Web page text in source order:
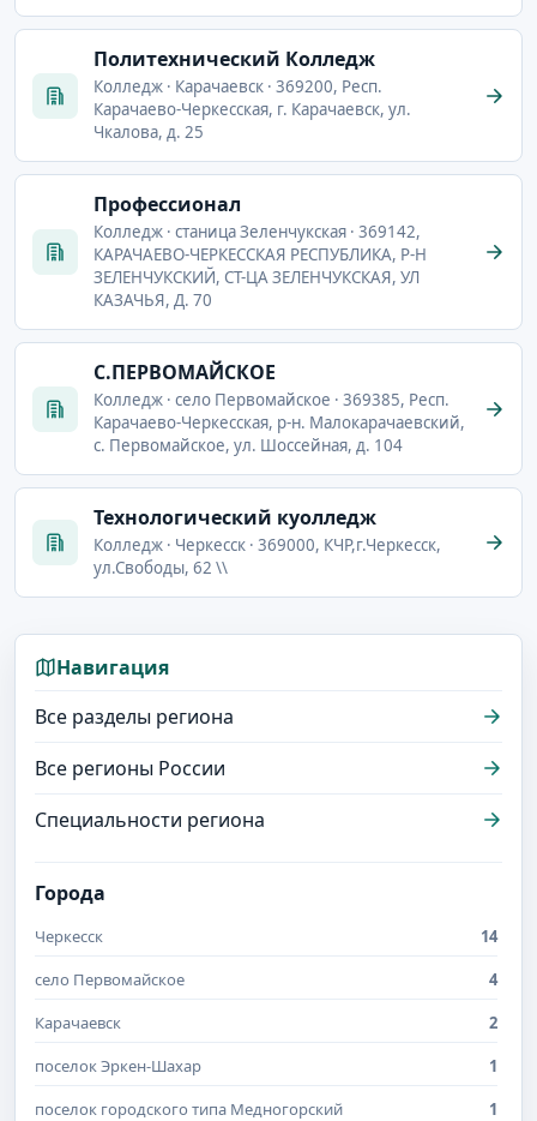
Политехнический Колледж
Колледж · Карачаевск · 369200, Респ.
Карачаево-Черкесская, г. Карачаевск, ул.
Чкалова, д. 25
Профессионал
Колледж · станица Зеленчукская · 369142,
КАРАЧАЕВО-ЧЕРКЕССКАЯ РЕСПУБЛИКА, Р-Н
ЗЕЛЕНЧУКСКИЙ, СТ-ЦА ЗЕЛЕНЧУКСКАЯ, УЛ
КАЗАЧЬЯ, Д. 70
С.ПЕРВОМАЙСКОЕ
Колледж · село Первомайское · 369385, Респ.
Карачаево-Черкесская, р-н. Малокарачаевский,
с. Первомайское, ул. Шоссейная, д. 104
Технологический куолледж
Колледж · Черкесск · 369000, КЧР,г.Черкесск,
ул.Свободы, 62 \\
Навигация
Все разделы региона
Все регионы России
Специальности региона
Города
Черкесск
14
село Первомайское
4
Карачаевск
2
поселок Эркен-Шахар
1
поселок городского типа Медногорский
1